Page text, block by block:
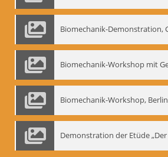
Biomechanik-Workshop,